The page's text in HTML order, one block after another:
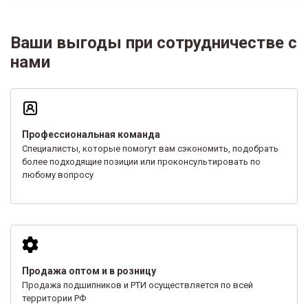
Ваши выгоды при сотрудничестве с
нами
Профессиональная команда
Специалисты, которые помогут вам сэкономить, подобрать
более подходящие позиции или проконсультировать по
любому вопросу
Продажа оптом и в розницу
Продажа подшипников и РТИ осуществляется по всей
территории РФ